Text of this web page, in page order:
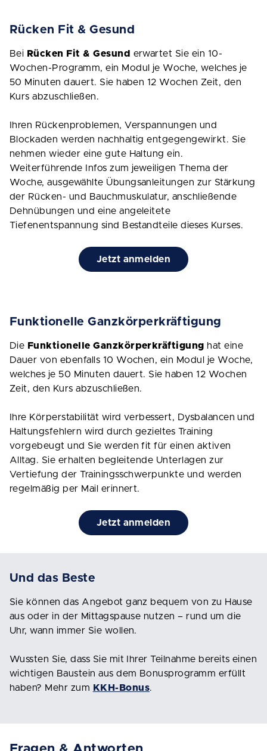
Rücken Fit & Gesund
Bei Rücken Fit & Gesund erwartet Sie ein 10-
Wochen-Programm, ein Modul je Woche, welches je
50 Minuten dauert. Sie haben 12 Wochen Zeit, den
Kurs abzuschließen.
Ihren Rückenproblemen, Verspannungen und
Blockaden werden nachhaltig entgegengewirkt. Sie
nehmen wieder eine gute Haltung ein.
Weiterführende Infos zum jeweiligen Thema der
Woche, ausgewählte Übungsanleitungen zur Stärkung
der Rücken- und Bauchmuskulatur, anschließende
Dehnübungen und eine angeleitete
Tiefenentspannung sind Bestandteile dieses Kurses.
Jetzt anmelden
Funktionelle Ganzkörperkräftigung
Die Funktionelle Ganzkörperkräftigung hat eine
Dauer von ebenfalls 10 Wochen, ein Modul je Woche,
welches je 50 Minuten dauert. Sie haben 12 Wochen
Zeit, den Kurs abzuschließen.
Ihre Körperstabilität wird verbessert, Dysbalancen und
Haltungsfehlern wird durch gezieltes Training
vorgebeugt und Sie werden fit für einen aktiven
Alltag. Sie erhalten begleitende Unterlagen zur
Vertiefung der Trainingsschwerpunkte und werden
regelmäßig per Mail erinnert.
Jetzt anmelden
Und das Beste
Sie können das Angebot ganz bequem von zu Hause
aus oder in der Mittagspause nutzen – rund um die
Uhr, wann immer Sie wollen.
Wussten Sie, dass Sie mit Ihrer Teilnahme bereits einen
wichtigen Baustein aus dem Bonusprogramm erfüllt
haben? Mehr zum KKH-Bonus.